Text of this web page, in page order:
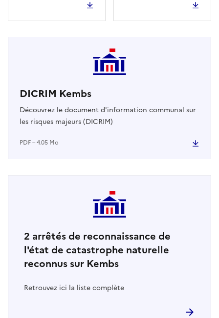
DICRIM Kembs
PDF – 4.05 Mo
Découvrez le document d'information communal sur
les risques majeurs (DICRIM)
2 arrêtés de reconnaissance de
l'état de catastrophe naturelle
reconnus sur Kembs
Retrouvez ici la liste complète